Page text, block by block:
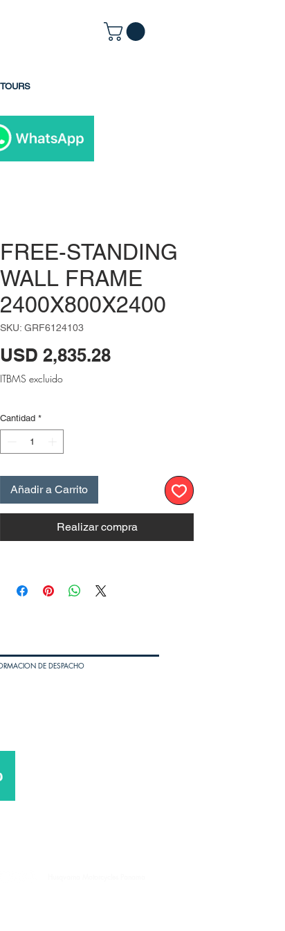
TOURS
FREE-STANDING
WALL FRAME
2400X800X2400
SKU: GRF6124103
USD 2,835.28Precio
ITBMS excluido
Cantidad *
Añadir a Carrito
Realizar compra
DE DESPACHO